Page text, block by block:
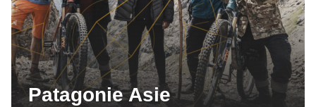
Patagonie Asie